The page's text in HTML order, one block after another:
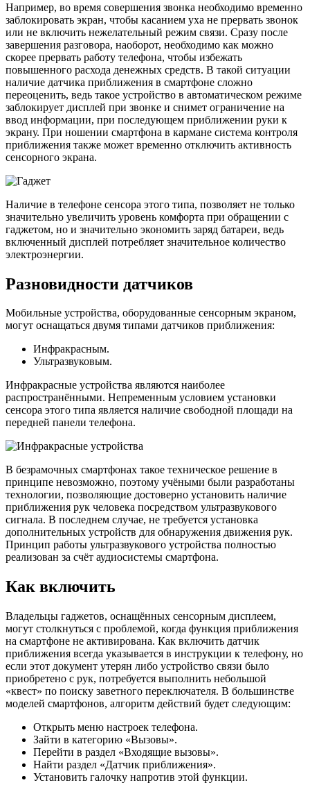
Например, во время совершения звонка необходимо временно
заблокировать экран, чтобы касанием уха не прервать звонок
или не включить нежелательный режим связи. Сразу после
завершения разговора, наоборот, необходимо как можно
скорее прервать работу телефона, чтобы избежать
повышенного расхода денежных средств. В такой ситуации
наличие датчика приближения в смартфоне сложно
переоценить, ведь такое устройство в автоматическом режиме
заблокирует дисплей при звонке и снимет ограничение на
ввод информации, при последующем приближении руки к
экрану. При ношении смартфона в кармане система контроля
приближения также может временно отключить активность
сенсорного экрана.
Наличие в телефоне сенсора этого типа, позволяет не только
значительно увеличить уровень комфорта при обращении с
гаджетом, но и значительно экономить заряд батареи, ведь
включенный дисплей потребляет значительное количество
электроэнергии.
Разновидности датчиков
Мобильные устройства, оборудованные сенсорным экраном,
могут оснащаться двумя типами датчиков приближения:
Инфракрасным.
Ультразвуковым.
Инфракрасные устройства являются наиболее
распространёнными. Непременным условием установки
сенсора этого типа является наличие свободной площади на
передней панели телефона.
В безрамочных смартфонах такое техническое решение в
принципе невозможно, поэтому учёными были разработаны
технологии, позволяющие достоверно установить наличие
приближения рук человека посредством ультразвукового
сигнала. В последнем случае, не требуется установка
дополнительных устройств для обнаружения движения рук.
Принцип работы ультразвукового устройства полностью
реализован за счёт аудиосистемы смартфона.
Как включить
Владельцы гаджетов, оснащённых сенсорным дисплеем,
могут столкнуться с проблемой, когда функция приближения
на смартфоне не активирована. Как включить датчик
приближения всегда указывается в инструкции к телефону, но
если этот документ утерян либо устройство связи было
приобретено с рук, потребуется выполнить небольшой
«квест» по поиску заветного переключателя. В большинстве
моделей смартфонов, алгоритм действий будет следующим:
Открыть меню настроек телефона.
Зайти в категорию «Вызовы».
Перейти в раздел «Входящие вызовы».
Найти раздел «Датчик приближения».
Установить галочку напротив этой функции.